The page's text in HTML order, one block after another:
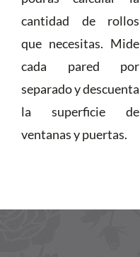
cantidad de rollos
que necesitas. Mide
cada pared por
separado y descuenta
la superficie de
ventanas y puertas.